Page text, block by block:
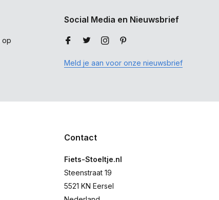
op
Social Media en Nieuwsbrief
Meld je aan voor onze nieuwsbrief
Contact
Fiets-Stoeltje.nl
Steenstraat 19
5521 KN Eersel